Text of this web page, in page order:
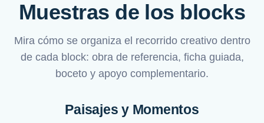
Muestras de los blocks
Mira cómo se organiza el recorrido creativo dentro
de cada block: obra de referencia, ficha guiada,
boceto y apoyo complementario.
Paisajes y Momentos